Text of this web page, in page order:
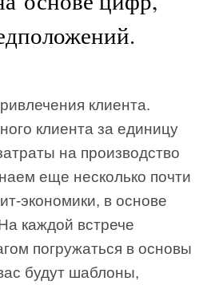
клиента.
клиента за единицу
на производство
еще несколько почти
экономики, в основе
каждой встрече
погружаться в основы
будут шаблоны,